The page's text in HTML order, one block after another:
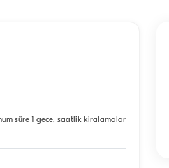
süre 1 gece, saatlik kiralamalar